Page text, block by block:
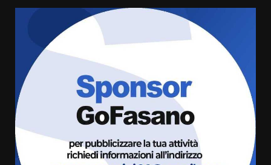
La Banda Città di Fasano apre
ufficialmente la Festa di
8 Agosto 2026 11:00